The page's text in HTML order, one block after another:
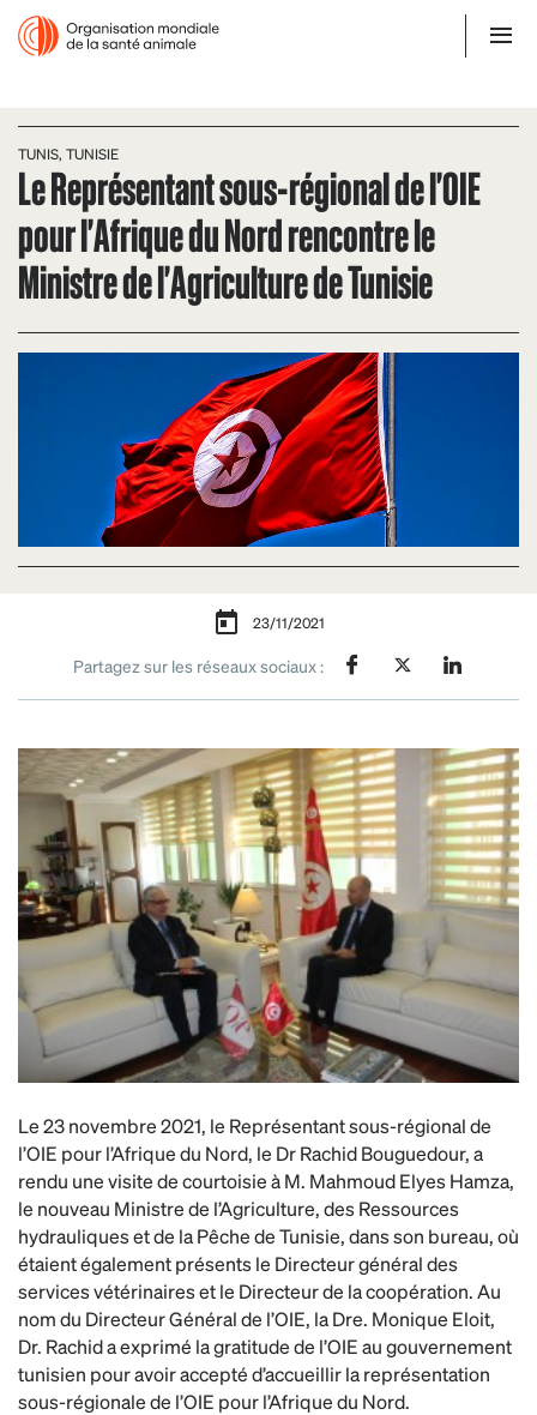
TUNIS, TUNISIE
Le Représentant sous-régional de l'OIE
pour l'Afrique du Nord rencontre le
Ministre de l'Agriculture de Tunisie
23/11/2021
Partagez sur les réseaux sociaux :
Le 23 novembre 2021, le Représentant sous-régional de
l’OIE pour l’Afrique du Nord, le Dr Rachid Bouguedour, a
rendu une visite de courtoisie à M. Mahmoud Elyes Hamza,
le nouveau Ministre de l’Agriculture, des Ressources
hydrauliques et de la Pêche de Tunisie, dans son bureau, où
étaient également présents le Directeur général des
services vétérinaires et le Directeur de la coopération. Au
nom du Directeur Général de l’OIE, la Dre. Monique Eloit,
Dr. Rachid a exprimé la gratitude de l’OIE au gouvernement
tunisien pour avoir accepté d’accueillir la représentation
sous-régionale de l’OIE pour l’Afrique du Nord.